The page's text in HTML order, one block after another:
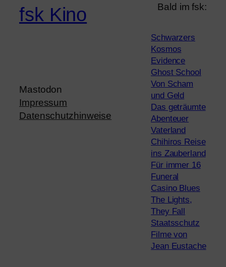
fsk Kino
Mastodon
Impressum
Datenschutzhinweise
Bald im fsk:
Schwarzers
Kosmos
Evidence
Ghost School
Von Scham
und Geld
Das geträumte
Abenteuer
Vaterland
Chihiros Reise
ins Zauberland
Für immer 16
Funeral
Casino Blues
The Lights,
They Fall
Staatsschutz
Filme von
Jean Eustache